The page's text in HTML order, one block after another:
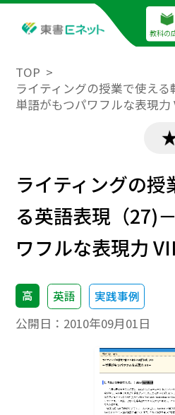
教科の
TOP
ライティングの授業で使え
単語がもつパワフルな表現力
ライティングの
る英語表現（27)
ワフルな表現力
高 英語 実践事例
公開日： 2010年09月01日